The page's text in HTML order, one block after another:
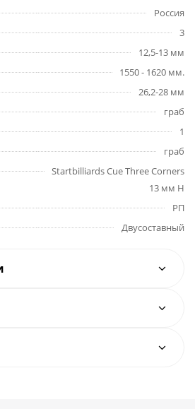
Россия
3
12,5-13 мм
1550 - 1620 мм.
26,2-28 мм
граб
1
граб
Startbilliards Cue Three Corners
13 мм H
РП
Двусоставный